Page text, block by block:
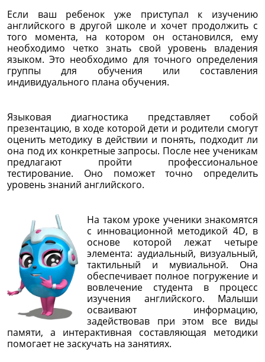
Если ваш ребенок уже приступал к изучению
английского в другой школе и хочет продолжить с
того момента, на котором он остановился, ему
необходимо четко знать свой уровень владения
языком. Это необходимо для точного определения
группы для обучения или составления
индивидуального плана обучения.
Языковая диагностика представляет собой
презентацию, в ходе которой дети и родители смогут
оценить методику в действии и понять, подходит ли
она под их конкретные запросы. После нее ученикам
предлагают пройти профессиональное
тестирование. Оно поможет точно определить
уровень знаний английского.
На таком уроке ученики знакомятся
с инновационной методикой 4D, в
основе которой лежат четыре
элемента: аудиальный, визуальный,
тактильный и мувиальной. Она
обеспечивает полное погружение и
вовлечение студента в процесс
изучения английского. Малыши
осваивают информацию,
задействовав при этом все виды
памяти, а интерактивная составляющая методики
помогает не заскучать на занятиях.